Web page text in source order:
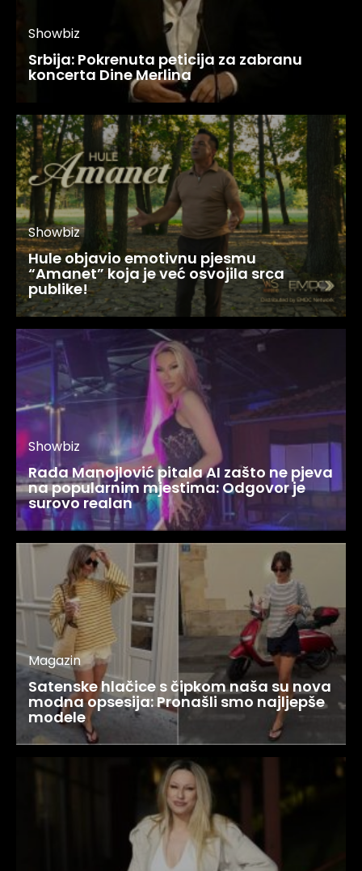
Showbiz
Srbija: Pokrenuta peticija za zabranu
koncerta Dine Merlina
Showbiz
Hule objavio emotivnu pjesmu
“Amanet” koja je već osvojila srca
publike!
Showbiz
Rada Manojlović pitala AI zašto ne pjeva
na popularnim mjestima: Odgovor je
surovo realan
Magazin
Satenske hlačice s čipkom naša su nova
modna opsesija: Pronašli smo najljepše
modele